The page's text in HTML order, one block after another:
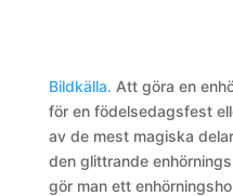
Bildkälla. Att göra en
för en födelsedagsfest
av de mest magiska
den glittrande
gör man ett